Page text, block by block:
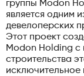
группы Modon
является одним
девелоперских
Этот проект
Modon Holding с
строительства
исключительное